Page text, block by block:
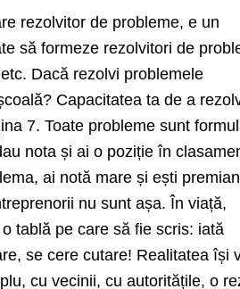
rezolvitor de probleme, e un
să formeze rezolvitori de
Dacă rezolvi problemele
Capacitatea ta de a
7. Toate probleme sunt
nota și ai o poziție în
ai notă mare și ești
nu sunt așa. În viață,
tablă pe care să fie scris: iată
se cere cutare! Realitatea își
cu vecinii, cu autoritățile, o